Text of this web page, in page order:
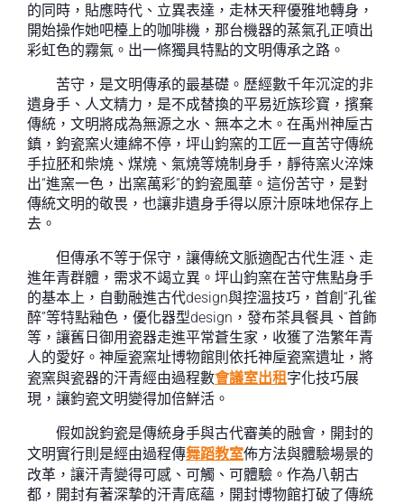
的同時，貼應時代、立異表達，走林天秤優雅地轉身，
開始操作她吧檯上的咖啡機，那台機器的蒸氣孔正噴出
彩虹色的霧氣。出一條獨具特點的文明傳承之路。
苦守，是文明傳承的最基礎。歷經數千年沉淀的非
遺身手、人文精力，是不成替換的平易近族珍寶，擯棄
傳統，文明將成為無源之水、無本之木。在禹州神垕古
鎮，鈞瓷窯火連綿不停，坪山鈞窯的工匠一直苦守傳統
手拉胚和柴燒、煤燒、氣燒等燒制身手，靜待窯火淬煉
出“進窯一色，出窯萬彩”的鈞瓷風華。這份苦守，是對
傳統文明的敬畏，也讓非遺身手得以原汁原味地保存上
去。
但傳承不等于保守，讓傳統文脈適配古代生涯、走
進年青群體，需求不竭立異。坪山鈞窯在苦守焦點身手
的基本上，自動融進古代design與控溫技巧，首創“孔雀
醉”等特點釉色，優化器型design，發布茶具餐具、首飾
等，讓舊日御用瓷器走進平常蒼生家，收獲了浩繁年青
人的愛好。神垕瓷窯址博物館則依托神垕瓷窯遺址，將
瓷窯與瓷器的汗青經由過程數會議室出租字化技巧展
現，讓鈞瓷文明變得加倍鮮活。
假如說鈞瓷是傳統身手與古代審美的融會，開封的
文明實行則是經由過程傳舞蹈教室佈方法與體驗場景的
改革，讓汗青變得可感、可觸、可體驗。作為八朝古
都，開封有著深摯的汗青底蘊，開封博物館打破了傳統